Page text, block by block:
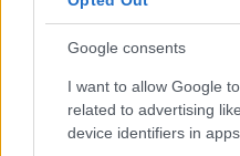
Google consents
I want to allow Google
related to advertising
device identifiers in apps.
View this